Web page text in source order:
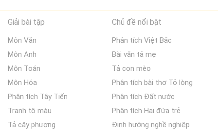
Giải bài tập
Môn Văn
Môn Anh
Môn Toán
Môn Hóa
Phân tích Tây Tiến
Tranh tô màu
Tả cây phượng
Chủ đề nổi bật
Phân tích Việt Bắc
Bài văn tả mẹ
Tả con mèo
Phân tích bài thơ Tỏ lòng
Phân tích Đất nước
Phân tích Hai đứa trẻ
Định hướng nghề nghiệp